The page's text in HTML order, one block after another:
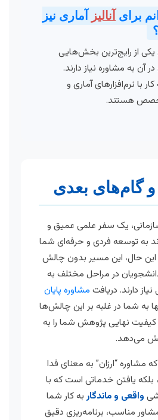
آنالیز
آماری نیز
یکی از رایج‌ترین بخش‌هایی
آن به مشاوره نیاز دارند.
با نرم‌افزارهای آماری و
هستند.
و گام‌های بعدی
یک سفر علمی عمیق و
به توسعه فردی و حرفه‌ای شما
این حال، این مسیر بدون چالش
در مراحل مختلف به
دارند. دریافت مشاوره پایان
به شما در غلبه بر این چالش‌ها
کیفیت نهایی پژوهش شما را به
می‌دهد.
مشاوره “ارزان” به معنای فدا
یافتن خدماتی است که با
واقعی و ماندگار به کار شما
مناسب، برنامه‌ریزی دقیق